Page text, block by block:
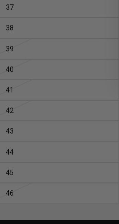
37
38
39
40
41
42
43
44
45
46